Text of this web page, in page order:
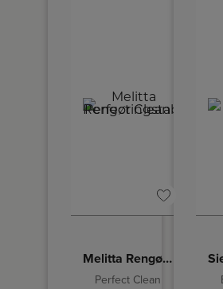
Melitta Rengøringstabletter
Perfect Clean